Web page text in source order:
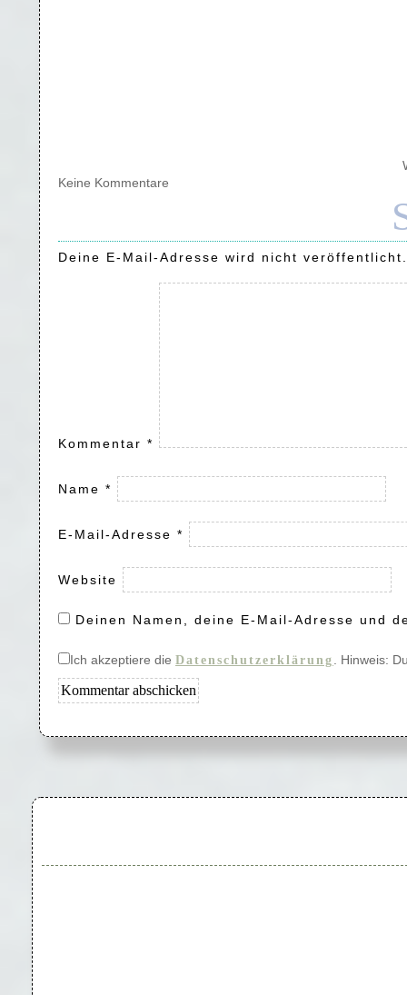
Keine Kommentare
Deine E-Mail-Adresse wird nicht veröffentlicht.
Kommentar *
Name *
E-Mail-Adresse *
Website
Deinen Namen, deine E-Mail-Adresse und
Ich akzeptiere die Datenschutzerklärung . Hinweis: